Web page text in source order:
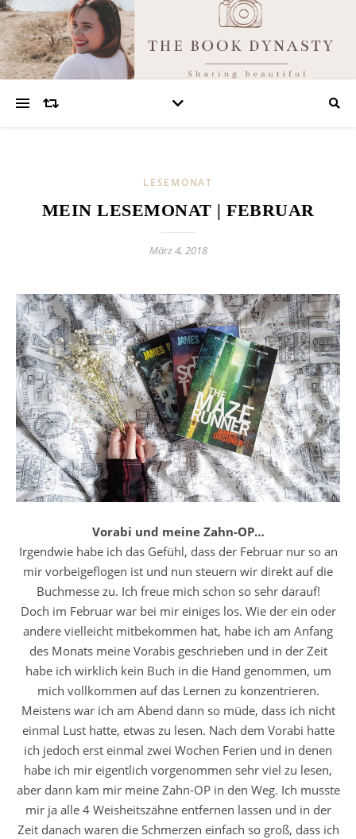
LESEMONAT
MEIN LESEMONAT | FEBRUAR
März 4, 2018
Vorabi und meine Zahn-OP…
Irgendwie habe ich das Gefühl, dass der Februar nur so an
mir vorbeigeflogen ist und nun steuern wir direkt auf die
Buchmesse zu. Ich freue mich schon so sehr darauf!
Doch im Februar war bei mir einiges los. Wie der ein oder
andere vielleicht mitbekommen hat, habe ich am Anfang
des Monats meine Vorabis geschrieben und in der Zeit
habe ich wirklich kein Buch in die Hand genommen, um
mich vollkommen auf das Lernen zu konzentrieren.
Meistens war ich am Abend dann so müde, dass ich nicht
einmal Lust hatte, etwas zu lesen. Nach dem Vorabi hatte
ich jedoch erst einmal zwei Wochen Ferien und in denen
habe ich mir eigentlich vorgenommen sehr viel zu lesen,
aber dann kam mir meine Zahn-OP in den Weg. Ich musste
mir ja alle 4 Weisheitszähne entfernen lassen und in der
Zeit danach waren die Schmerzen einfach so groß, dass ich